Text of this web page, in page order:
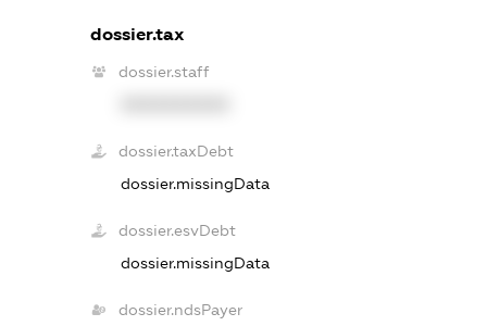
dossier.tax
dossier.staff
dossier.taxDebt
dossier.missingData
dossier.esvDebt
dossier.missingData
dossier.ndsPayer